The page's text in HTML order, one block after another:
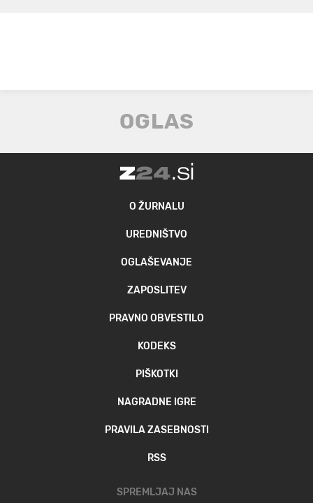
O ŽURNALU
UREDNIŠTVO
OGLAŠEVANJE
ZAPOSLITEV
PRAVNO OBVESTILO
KODEKS
PIŠKOTKI
NAGRADNE IGRE
PRAVILA ZASEBNOSTI
RSS
SPREMLJAJ NAS